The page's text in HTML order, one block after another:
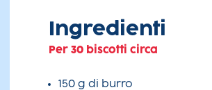
Ingredienti
Per 30 biscotti circa
150 g di burro